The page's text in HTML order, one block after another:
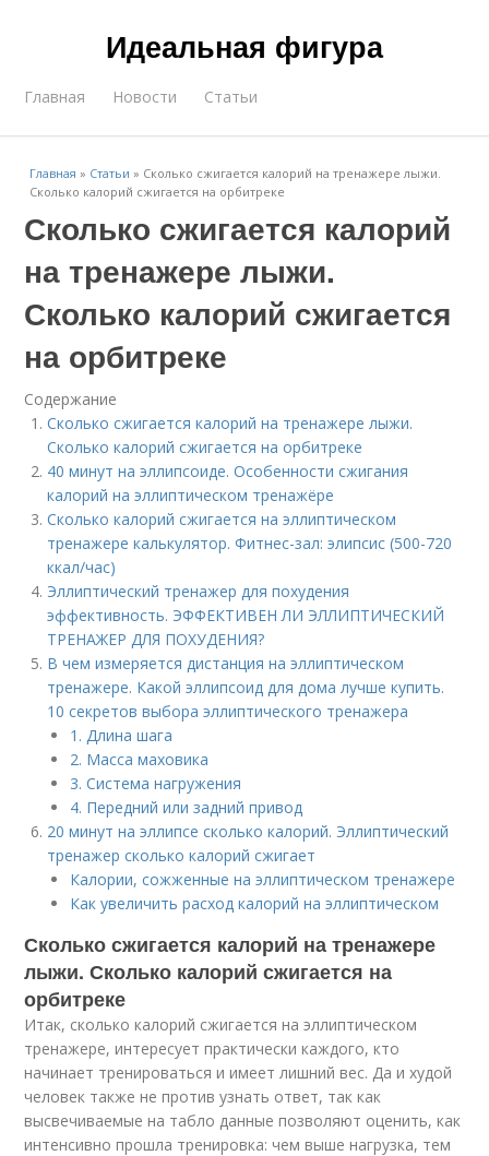
Идеальная фигура
Главная Новости Статьи
Главная » Статьи » Сколько сжигается калорий на тренажере лыжи.
Сколько калорий сжигается на орбитреке
Сколько сжигается калорий
на тренажере лыжи.
Сколько калорий сжигается
на орбитреке
Содержание
Сколько сжигается калорий на тренажере лыжи.
Сколько калорий сжигается на орбитреке
40 минут на эллипсоиде. Особенности сжигания
калорий на эллиптическом тренажёре
Сколько калорий сжигается на эллиптическом
тренажере калькулятор. Фитнес-зал: элипсис (500-720
ккал/час)
Эллиптический тренажер для похудения
эффективность. ЭФФЕКТИВЕН ЛИ ЭЛЛИПТИЧЕСКИЙ
ТРЕНАЖЕР ДЛЯ ПОХУДЕНИЯ?
В чем измеряется дистанция на эллиптическом
тренажере. Какой эллипсоид для дома лучше купить.
10 секретов выбора эллиптического тренажера
1. Длина шага
2. Масса маховика
3. Система нагружения
4. Передний или задний привод
20 минут на эллипсе сколько калорий. Эллиптический
тренажер сколько калорий сжигает
Калории, сожженные на эллиптическом тренажере
Как увеличить расход калорий на эллиптическом
Сколько сжигается калорий на тренажере
лыжи. Сколько калорий сжигается на
орбитреке
Итак, сколько калорий сжигается на эллиптическом
тренажере, интересует практически каждого, кто
начинает тренироваться и имеет лишний вес. Да и худой
человек также не против узнать ответ, так как
высвечиваемые на табло данные позволяют оценить, как
интенсивно прошла тренировка: чем выше нагрузка, тем